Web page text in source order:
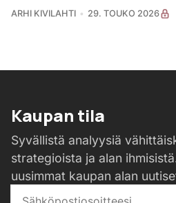
ARHI KIVILAHTI 29. TOUKO 2026
Kaupan tila
Syvällistä analyysiä
strategioista ja alan
uusimmat kaupan alan